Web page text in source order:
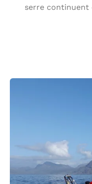
serre continuent